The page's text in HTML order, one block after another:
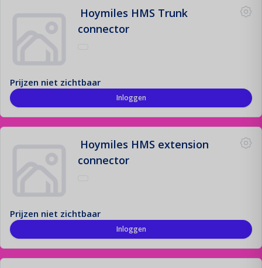
Montage Materiaal
Offerte aanvraag
Registreren
Login
Hoymiles HMS Trunk
connector
Prijzen niet zichtbaar
Inloggen
Hoymiles HMS extension
connector
Prijzen niet zichtbaar
Inloggen